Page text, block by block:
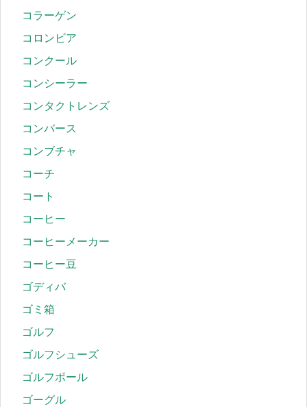
コラーゲン
コロンビア
コンクール
コンシーラー
コンタクトレンズ
コンバース
コンブチャ
コーチ
コート
コーヒー
コーヒーメーカー
コーヒー豆
ゴディバ
ゴミ箱
ゴルフ
ゴルフシューズ
ゴルフボール
ゴーグル